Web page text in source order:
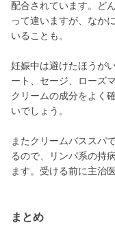
配合されています。ど
って違いますが、なか
いることも。
妊娠中は避けたほうが
ート、セージ、ローズ
クリームの成分をよく
いでしょう。
またクリームバススパ
るので、リンパ系の持
ます。受ける前に主治
まとめ